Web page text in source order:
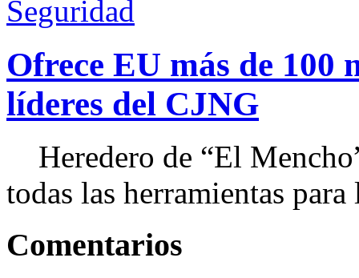
Seguridad
Ofrece EU más de 100
líderes del CJNG
Heredero de “El
todas las herramientas
Comentarios